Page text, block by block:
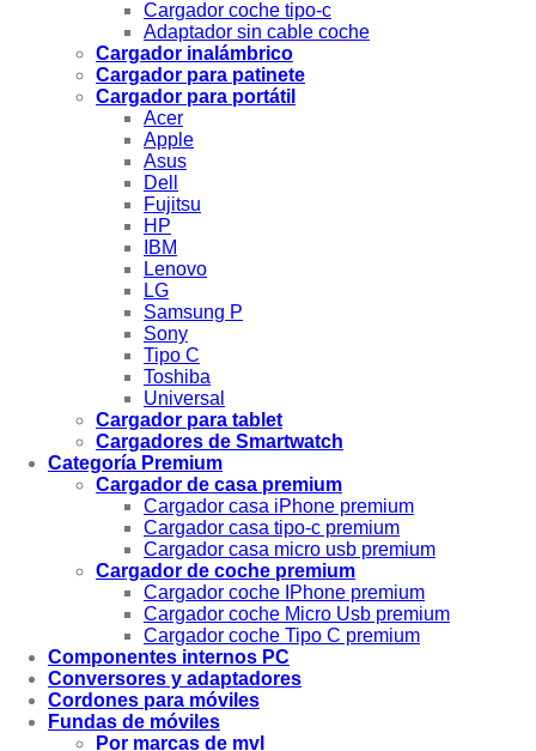
Cargador coche tipo-c
Adaptador sin cable coche
Cargador inalámbrico
Cargador para patinete
Cargador para portátil
Acer
Apple
Asus
Dell
Fujitsu
HP
IBM
Lenovo
LG
Samsung P
Sony
Tipo C
Toshiba
Universal
Cargador para tablet
Cargadores de Smartwatch
Categoría Premium
Cargador de casa premium
Cargador casa iPhone premium
Cargador casa tipo-c premium
Cargador casa micro usb premium
Cargador de coche premium
Cargador coche IPhone premium
Cargador coche Micro Usb premium
Cargador coche Tipo C premium
Componentes internos PC
Conversores y adaptadores
Cordones para móviles
Fundas de móviles
Por marcas de mvl